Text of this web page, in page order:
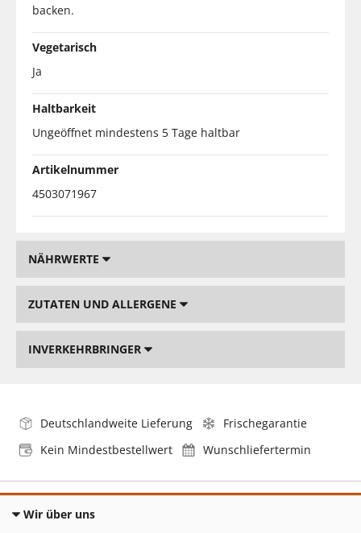
backen.
Vegetarisch
Ja
Haltbarkeit
Ungeöffnet mindestens 5 Tage haltbar
Artikelnummer
4503071967
NÄHRWERTE
ZUTATEN UND ALLERGENE
INVERKEHRBRINGER
Deutschlandweite Lieferung
Frischegarantie
Kein Mindestbestellwert
Wunschliefertermin
Wir über uns